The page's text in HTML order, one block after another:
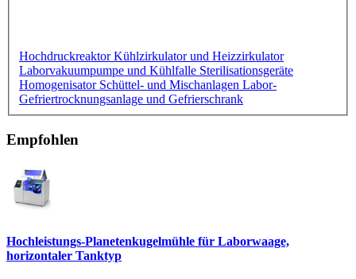
HochdruckreaktorKühlzirkulator und Heizzirkulator
Laborvakuumpumpe und Kühlfalle Sterilisationsgeräte
Homogenisator Schüttel- und Mischanlagen Labor-
Gefriertrocknungsanlage und Gefrierschrank
Empfohlen
Hochleistungs-Planetenkugelmühle für Laborwaage,
horizontaler Tanktyp